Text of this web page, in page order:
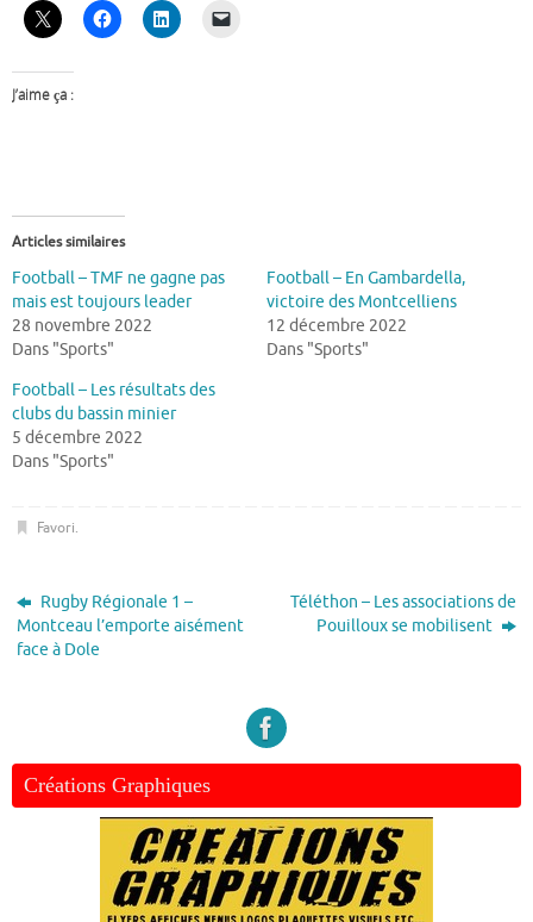
J’aime ça :
Articles similaires
Football – TMF ne gagne pas
mais est toujours leader
28 novembre 2022
Dans "Sports"
Football – En Gambardella,
victoire des Montcelliens
12 décembre 2022
Dans "Sports"
Football – Les résultats des
clubs du bassin minier
5 décembre 2022
Dans "Sports"
Favori.
Rugby Régionale 1 –
Montceau l’emporte aisément
face à Dole
Téléthon – Les associations de
Pouilloux se mobilisent
Créations Graphiques